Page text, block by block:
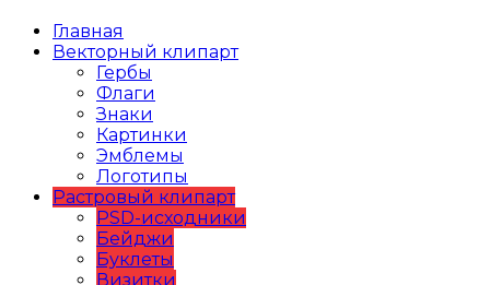
Главная
Векторный клипарт
Гербы
Флаги
Знаки
Картинки
Эмблемы
Логотипы
Растровый клипарт
PSD-исходники
Бейджи
Буклеты
Визитки